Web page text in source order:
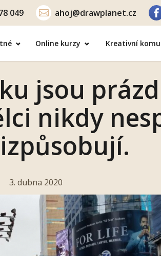
049 ahoj@drawplanet.cz
Online kurzy Kreativní
jsou
nikdy
3. dubna 2020